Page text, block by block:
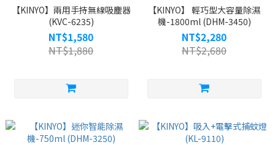
【KINYO】兩用手持無線吸塵器
(KVC-6235)
NT$1,580
NT$1,880
【KINYO】 輕巧型大容量除濕
機-1800ml (DHM-3450)
NT$2,280
NT$2,680